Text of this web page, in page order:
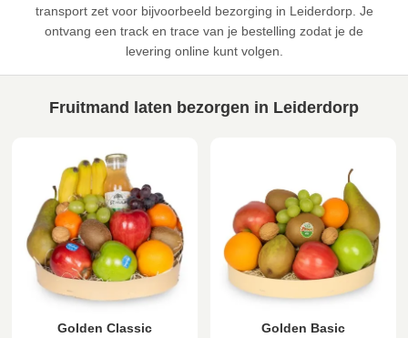
transport zet voor bijvoorbeeld bezorging in Leiderdorp. Je
ontvang een track en trace van je bestelling zodat je de
levering online kunt volgen.
Fruitmand laten bezorgen in Leiderdorp
Golden Classic
Golden Basic